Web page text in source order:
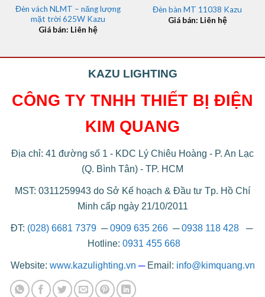
Đèn vách NLMT – năng lượng
mặt trời 625W Kazu
Giá bán: Liên hệ
Đèn bàn MT 11038 Kazu
Giá bán: Liên hệ
KAZU LIGHTING
CÔNG TY TNHH THIẾT BỊ ĐIỆN
KIM QUANG
Địa chỉ: 41 đường số 1 - KDC Lý Chiêu Hoàng - P. An Lạc
(Q. Bình Tân) - TP. HCM
MST: 0311259943 do Sở Kế hoạch & Đầu tư Tp. Hồ Chí
Minh cấp ngày 21/10/2011
ĐT: (028) 6681 7379 ─0909 635 266─0938 118 428─
Hotline: 0931 455 668
Website: www.kazulighting.vn ─ Email: info@kimquang.vn